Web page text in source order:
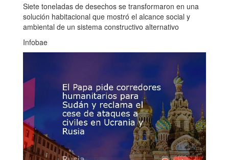
Siete toneladas de desechos se transformaron en una
solución habitacional que mostró el alcance social y
ambiental de un sistema constructivo alternativo
Infobae